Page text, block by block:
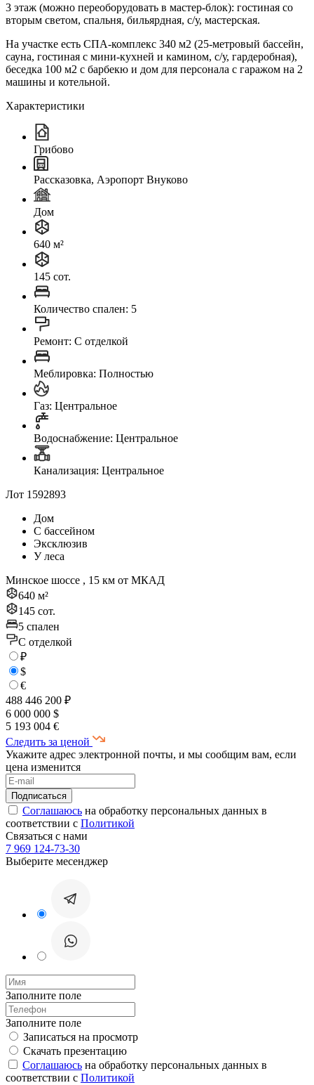
3 этаж (можно переоборудовать в мастер-блок): гостиная со
вторым светом, спальня, бильярдная, с/у, мастерская.
На участке есть СПА-комплекс 340 м2 (25-метровый бассейн,
сауна, гостиная с мини-кухней и камином, с/у, гардеробная),
беседка 100 м2 с барбекю и дом для персонала с гаражом на 2
машины и котельной.
Характеристики
Грибово
Рассказовка, Аэропорт Внуково
Дом
640 м²
145 сот.
Количество спален: 5
Ремонт: C отделкой
Меблировка: Полностью
Газ: Центральное
Водоснабжение: Центральное
Канализация: Центральное
Лот 1592893
Дом
С бассейном
Эксклюзив
У леса
Минское шоссе , 15 км от МКАД
640 м²
145 сот.
5 спален
C отделкой
₽
$
€
488 446 200 ₽
6 000 000 $
5 193 004 €
Следить за ценой
Укажите адрес электронной почты, и мы сообщим вам, если
цена изменится
Соглашаюсь на обработку персональных данных в
соответствии с Политикой
Связаться с нами
7 969 124-73-30
Выберите месенджер
Заполните поле
Заполните поле
Записаться на просмотр
Скачать презентацию
Соглашаюсь на обработку персональных данных в
соответствии с Политикой